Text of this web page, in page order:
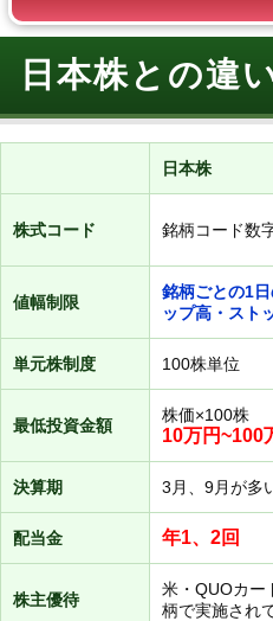
日本株との違
日本株
株式コード 銘柄コード数
値幅制限
銘柄ごとの1
ップ高・スト
単元株制度 100株単位
最低投資金額
株価×100株
10万円~100
決算期 3月、9月が多
配当金 年1、2回
株主優待
米・QUOカー
柄で実施され